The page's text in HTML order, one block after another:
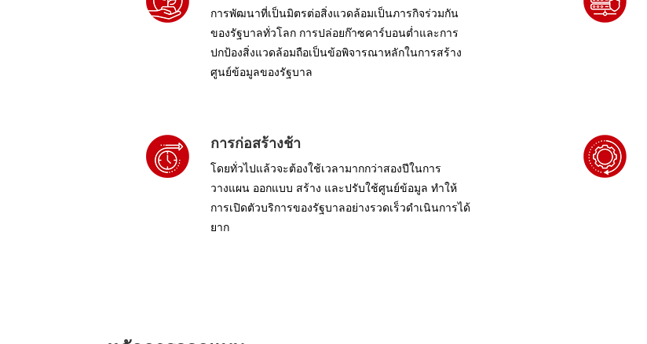
การพัฒนาที่เป็นมิตรต่อสิ่งแวดล้อมเป็นภารกิจร่วมกัน
ของรัฐบาลทั่วโลก การปล่อยก๊าซคาร์บอนต่ำและการ
ปกป้องสิ่งแวดล้อมถือเป็นข้อพิจารณาหลักในการสร้าง
ศูนย์ข้อมูลของรัฐบาล
การก่อสร้างช้า
โดยทั่วไปแล้วจะต้องใช้เวลามากกว่าสองปีในการ
วางแผน ออกแบบ สร้าง และปรับใช้ศูนย์ข้อมูล ทำให้
การเปิดตัวบริการของรัฐบาลอย่างรวดเร็วดำเนินการได้
ยาก